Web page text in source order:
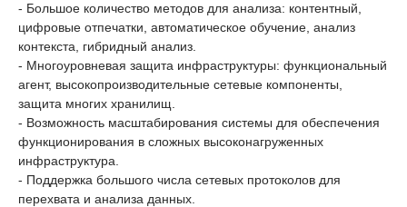
- Большое количество методов для анализа: контентный,
цифровые отпечатки, автоматическое обучение, анализ
контекста, гибридный анализ.
- Многоуровневая защита инфраструктуры: функциональный
агент, высокопроизводительные сетевые компоненты,
защита многих хранилищ.
- Возможность масштабирования системы для обеспечения
функционирования в сложных высоконагруженных
инфраструктура.
- Поддержка большого числа сетевых протоколов для
перехвата и анализа данных.